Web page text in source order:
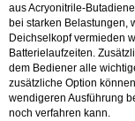
aus Acryonitrile-
bei starken Belastungen,
Deichselkopf vermieden
Batterielaufzeiten.
dem Bediener alle
zusätzliche Option
wendigeren Ausführung
noch verfahren kann.